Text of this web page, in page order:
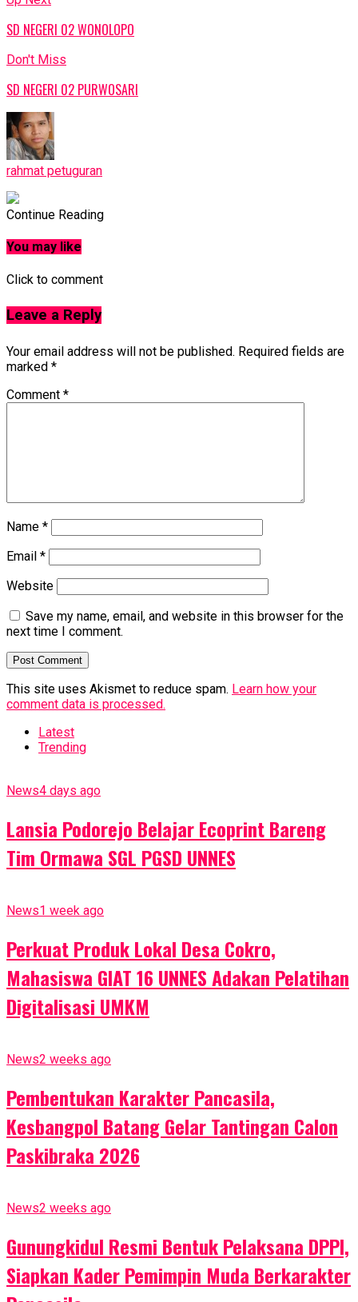
SD NEGERI 02 WONOLOPO
Don't Miss
SD NEGERI 02 PURWOSARI
rahmat petuguran
Continue Reading
You may like
Click to comment
Leave a Reply
Your email address will not be published. Required fields are
marked *
Comment *
Name *
Email *
Website
Save my name, email, and website in this browser for the
next time I comment.
This site uses Akismet to reduce spam. Learn how your
comment data is processed.
Latest
Trending
News4 days ago
Lansia Podorejo Belajar Ecoprint Bareng
Tim Ormawa SGL PGSD UNNES
News1 week ago
Perkuat Produk Lokal Desa Cokro,
Mahasiswa GIAT 16 UNNES Adakan Pelatihan
Digitalisasi UMKM
News2 weeks ago
Pembentukan Karakter Pancasila,
Kesbangpol Batang Gelar Tantingan Calon
Paskibraka 2026
News2 weeks ago
Gunungkidul Resmi Bentuk Pelaksana DPPI,
Siapkan Kader Pemimpin Muda Berkarakter